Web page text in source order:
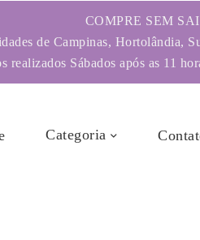
COMPRE SEM
de Campinas, Hortolândia,
realizados Sábados após as 11
Categoria